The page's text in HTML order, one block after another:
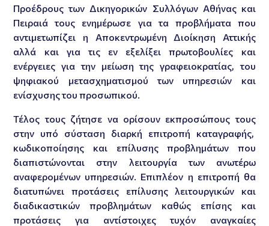
Προέδρους των Δικηγορικών Συλλόγων Αθήνας και
Πειραιά τους ενημέρωσε για τα προβλήματα που
αντιμετωπίζει η Αποκεντρωμένη Διοίκηση Αττικής
αλλά και για τις εν εξελίξει πρωτοβουλίες και
ενέργειες για την μείωση της γραφειοκρατίας, του
ψηφιακού μετασχηματισμού των υπηρεσιών και
ενίσχυσης του προσωπικού.
Τέλος τους ζήτησε να ορίσουν εκπροσώπους τους
στην υπό σύσταση διαρκή επιτροπή καταγραφής,
κωδικοποίησης και επίλυσης προβλημάτων που
διαπιστώνονται στην λειτουργία των ανωτέρω
αναφερομένων υπηρεσιών. Επιπλέον η επιτροπή θα
διατυπώνει προτάσεις επίλυσης λειτουργικών και
διαδικαστικών προβλημάτων καθώς επίσης και
προτάσεις για αντίστοιχες τυχόν αναγκαίες